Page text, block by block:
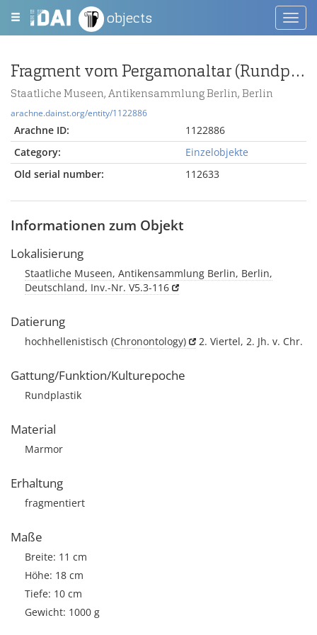
objects
Fragment vom Pergamonaltar (Rundplastik oder Relief); Berlin:Relief / Statue (?), Gewandstück
Staatliche Museen, Antikensammlung Berlin, Berlin
arachne.dainst.org/entity/1122886
Arachne ID:
1122886
Category:
Einzelobjekte
Old serial number:
112633
Informationen zum Objekt
Lokalisierung
Staatliche Museen, Antikensammlung Berlin, Berlin,
Deutschland, Inv.-Nr. V5.3-116
Datierung
hochhellenistisch (Chronontology) 2. Viertel, 2. Jh. v. Chr.
Gattung/Funktion/Kulturepoche
Rundplastik
Material
Marmor
Erhaltung
fragmentiert
Maße
Breite: 11 cm
Höhe: 18 cm
Tiefe: 10 cm
Gewicht: 1000 g